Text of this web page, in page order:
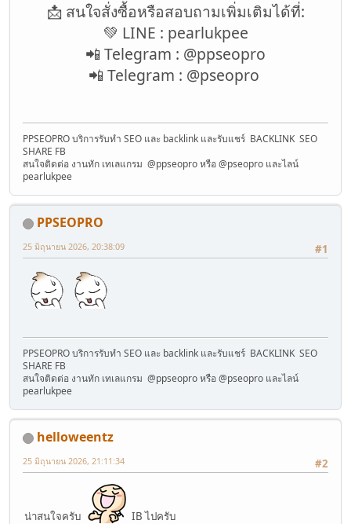
📩 สนใจสั่งซื้อหรือสอบถามเพิ่มเติมได้ที่:
💚 LINE : pearlukpee
📲 Telegram : @ppseopro
📲 Telegram : @pseopro
PPSEOPRO บริการรับทำ SEO และ backlink และรับแชร์ BACKLINK SEO
SHARE FB
สนใจติดต่อ งานทัก เทเลแกรม @ppseopro หรือ @pseopro และไลน์
pearlukpee
PPSEOPRO
#1
25 มิถุนายน 2026, 20:38:09
PPSEOPRO บริการรับทำ SEO และ backlink และรับแชร์ BACKLINK SEO
SHARE FB
สนใจติดต่อ งานทัก เทเลแกรม @ppseopro หรือ @pseopro และไลน์
pearlukpee
helloweentz
#2
25 มิถุนายน 2026, 21:11:34
น่าสนใจครับ IB ไปครับ